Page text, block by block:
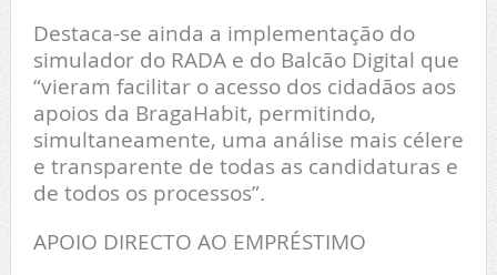
Destaca-se ainda a implementação do
simulador do RADA e do Balcão Digital que
“vieram facilitar o acesso dos cidadãos aos
apoios da BragaHabit, permitindo,
simultaneamente, uma análise mais célere
e transparente de todas as candidaturas e
de todos os processos”.
APOIO DIRECTO AO EMPRÉSTIMO